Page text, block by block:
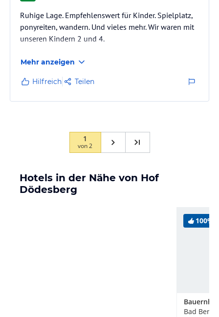
Ruhige Lage. Empfehlenswert für Kinder. Spielplatz,
ponyreiten, wandern. Und vieles mehr. Wir waren mit
unseren Kindern 2 und 4.
Mehr anzeigen
Hilfreich Teilen
1
von2
Hotels in der Nähe von Hof
Dödesberg
100%
Bad